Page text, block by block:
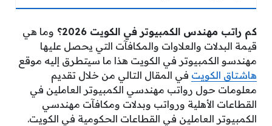
كم راتب مهندس الكمبيوتر في الكويت 2026؟
وما هي
قيمة البدلات والعلاوات والمكافآت التي يحصل عليها
مهندسو الكمبيوتر في الكويت هذا ما سيتطرق إليه موقع
هاشتاق الكويت في المقال التالي من خلال تقديم
معلومات حول رواتب مهندسي الكمبيوتر العاملين في
القطاعات الأهلية ورواتب وبدلات ومكافآت مهندسي
الكمبيوتر العاملين في القطاعات الحكومية في الكويت.